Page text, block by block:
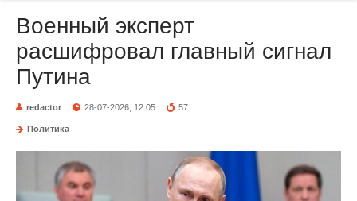
Военный эксперт
расшифровал главный сигнал
Путина
redactor 28-07-2026, 12:05 57
Политика